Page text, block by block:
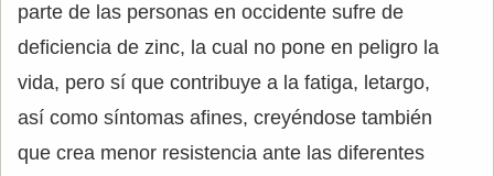
parte de las personas en occidente sufre de
deficiencia de zinc, la cual no pone en peligro la
vida, pero sí que contribuye a la fatiga, letargo,
así como síntomas afines, creyéndose también
que crea menor resistencia ante las diferentes